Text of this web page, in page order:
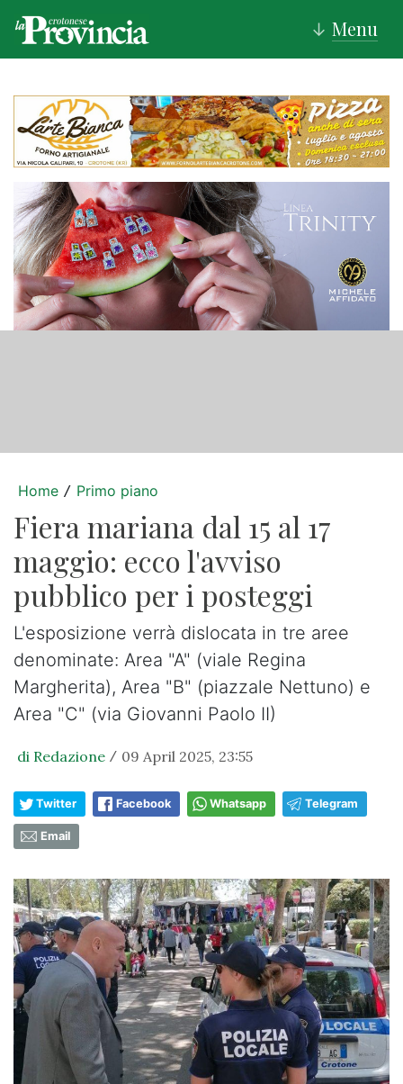
↓ Menu
Home / Primo piano
Fiera mariana dal 15 al 17
maggio: ecco l'avviso
pubblico per i posteggi
L'esposizione verrà dislocata in tre aree
denominate: Area "A" (viale Regina
Margherita), Area "B" (piazzale Nettuno) e
Area "C" (via Giovanni Paolo II)
di Redazione / 09 April 2025, 23:55
Twitter Facebook Whatsapp Telegram
Email